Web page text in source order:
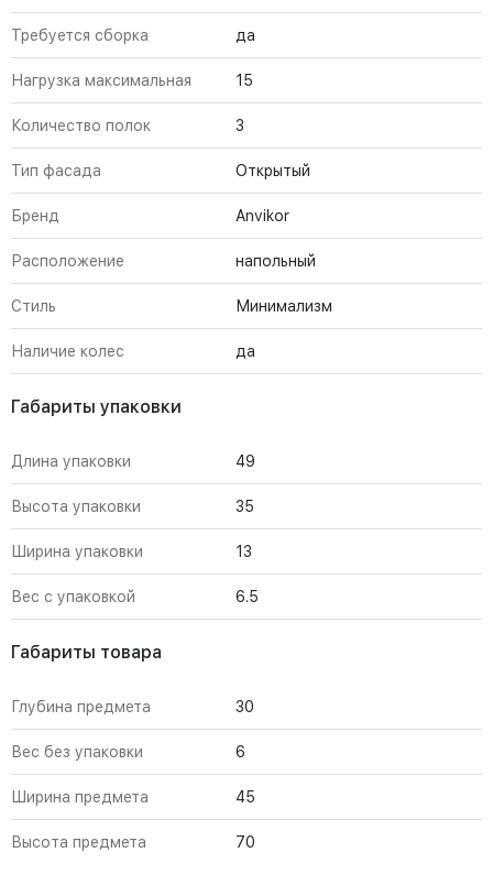
Требуется сборка да
Нагрузка максимальная 15
Количество полок 3
Тип фасада Открытый
Бренд Anvikor
Расположение напольный
Стиль Минимализм
Наличие колес да
Габариты упаковки
Длина упаковки 49
Высота упаковки 35
Ширина упаковки 13
Вес с упаковкой 6.5
Габариты товара
Глубина предмета 30
Вес без упаковки 6
Ширина предмета 45
Высота предмета 70